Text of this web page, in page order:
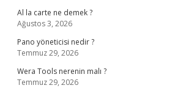
Al la carte ne demek ?
Ağustos 3, 2026
Pano yöneticisi nedir ?
Temmuz 29, 2026
Wera Tools nerenin malı ?
Temmuz 29, 2026